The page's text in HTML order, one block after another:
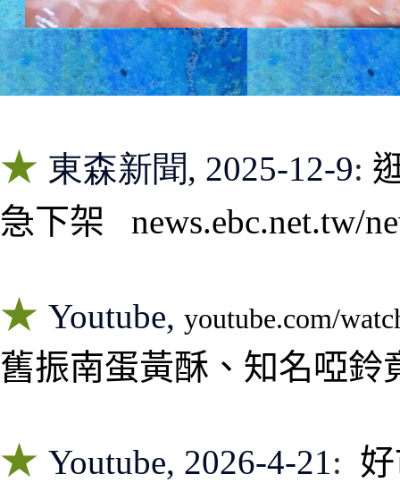
★ 東森新聞, 2025-12-9:
急下架 news.ebc.net.tw/
★ Youtube, youtube.com/
舊振南蛋黃酥、知名啞鈴
★ Youtube, 2026-4-21: